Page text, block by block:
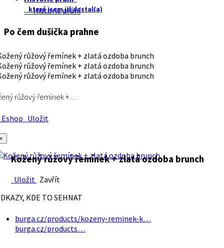
které jsem již dostal(a)
Historie přání
Po čem dušička prahne
růžový řemínek +…
Uložit
Kožený růžový řemínek + zlatá ozdoba brunch
Uložit Zavřít
KDE TO SEHNAT
burga.cz/products/kozeny-reminek-k…
burga.cz/products…